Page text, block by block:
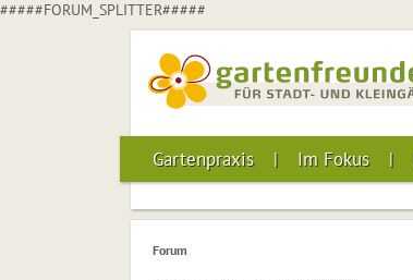
#####FORUM_SPLITTER#####
Gartenpraxis Im Fokus
Forum